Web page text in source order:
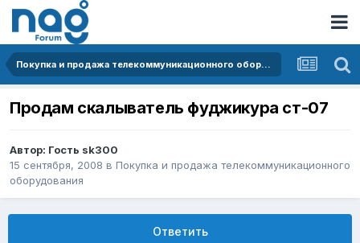
Покупка и продажа телекоммуникационного оборудования
Продам скалыватель фуджикура ст-07
Автор: Гость sk300
15 сентября, 2008 в Покупка и продажа телекоммуникационного
оборудования
Ответить